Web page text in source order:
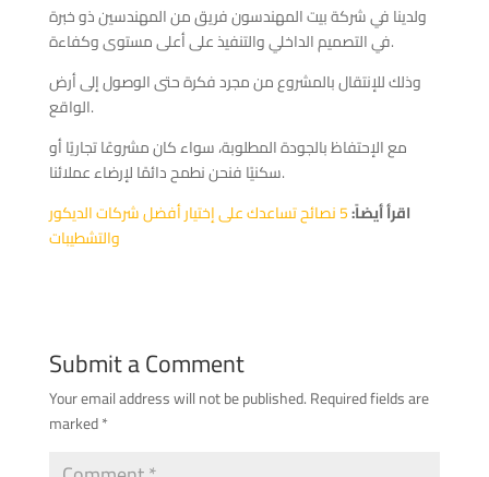
ولدينا في شركة بيت المهندسون فريق من المهندسين ذو خبرة
في التصميم الداخلي والتنفيذ على أعلى مستوى وكفاءة.
وذلك للإنتقال بالمشروع من مجرد فكرة حتى الوصول إلى أرض
الواقع.
مع الإحتفاظ بالجودة المطلوبة، سواء كان مشروعًا تجاريًا أو
سكنيًا فنحن نطمح دائمًا لإرضاء عملائنا.
اقرأ أيضاً: 5 نصائح تساعدك على إختيار أفضل شركات الديكور
والتشطيبات
Submit a Comment
Your email address will not be published.Required fields are
marked*